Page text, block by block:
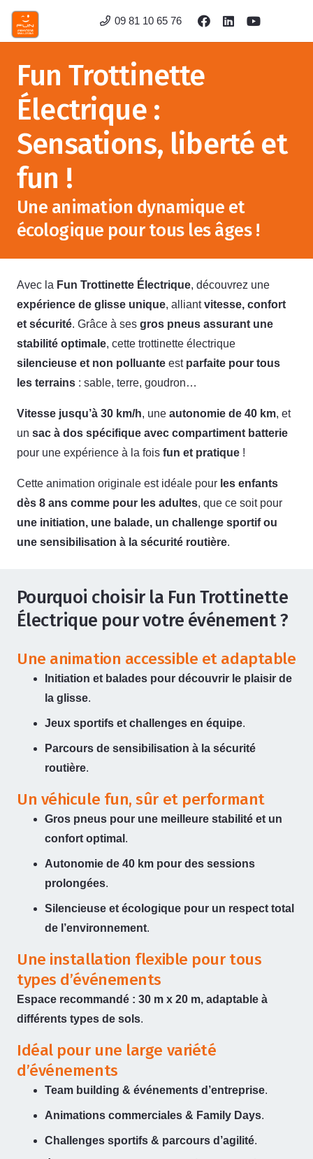
09 81 10 65 76
Fun Trottinette
Électrique :
Sensations, liberté et
fun !
Une animation dynamique et
écologique pour tous les âges !
Avec la Fun Trottinette Électrique, découvrez une
expérience de glisse unique, alliantvitesse, confort
et sécurité. Grâce à ses gros pneus assurant une
stabilité optimale, cette trottinette électrique
silencieuse et non polluante est parfaite pour tous
les terrains : sable, terre, goudron…
Vitesse jusqu’à 30 km/h, une autonomie de 40 km, et
un sac à dos spécifique avec compartiment batterie
pour une expérience à la fois fun et pratique !
Cette animation originale est idéale pour les enfants
dès 8 ans comme pour les adultes, que ce soit pour
une initiation, une balade, un challenge sportif ou
une sensibilisation à la sécurité routière.
Pourquoi choisir la Fun Trottinette
Électrique pour votre événement ?
Une animation accessible et adaptable
Initiation et balades pour découvrir le plaisir de
la glisse.
Jeux sportifs et challenges en équipe.
Parcours de sensibilisation à la sécurité
routière.
Un véhicule fun, sûr et performant
Gros pneus pour une meilleure stabilité et un
confort optimal .
Autonomie de 40 km pour des sessions
prolongées.
Silencieuse et écologique pour un respect total
de l’environnement.
Une installation flexible pour tous
types d’événements
Espace recommandé : 30 m x 20 m, adaptable à
différents types de sols.
Idéal pour une large variété
d’événements
Team building & événements d’entreprise.
Animations commerciales & Family Days.
Challenges sportifs & parcours d’agilité.